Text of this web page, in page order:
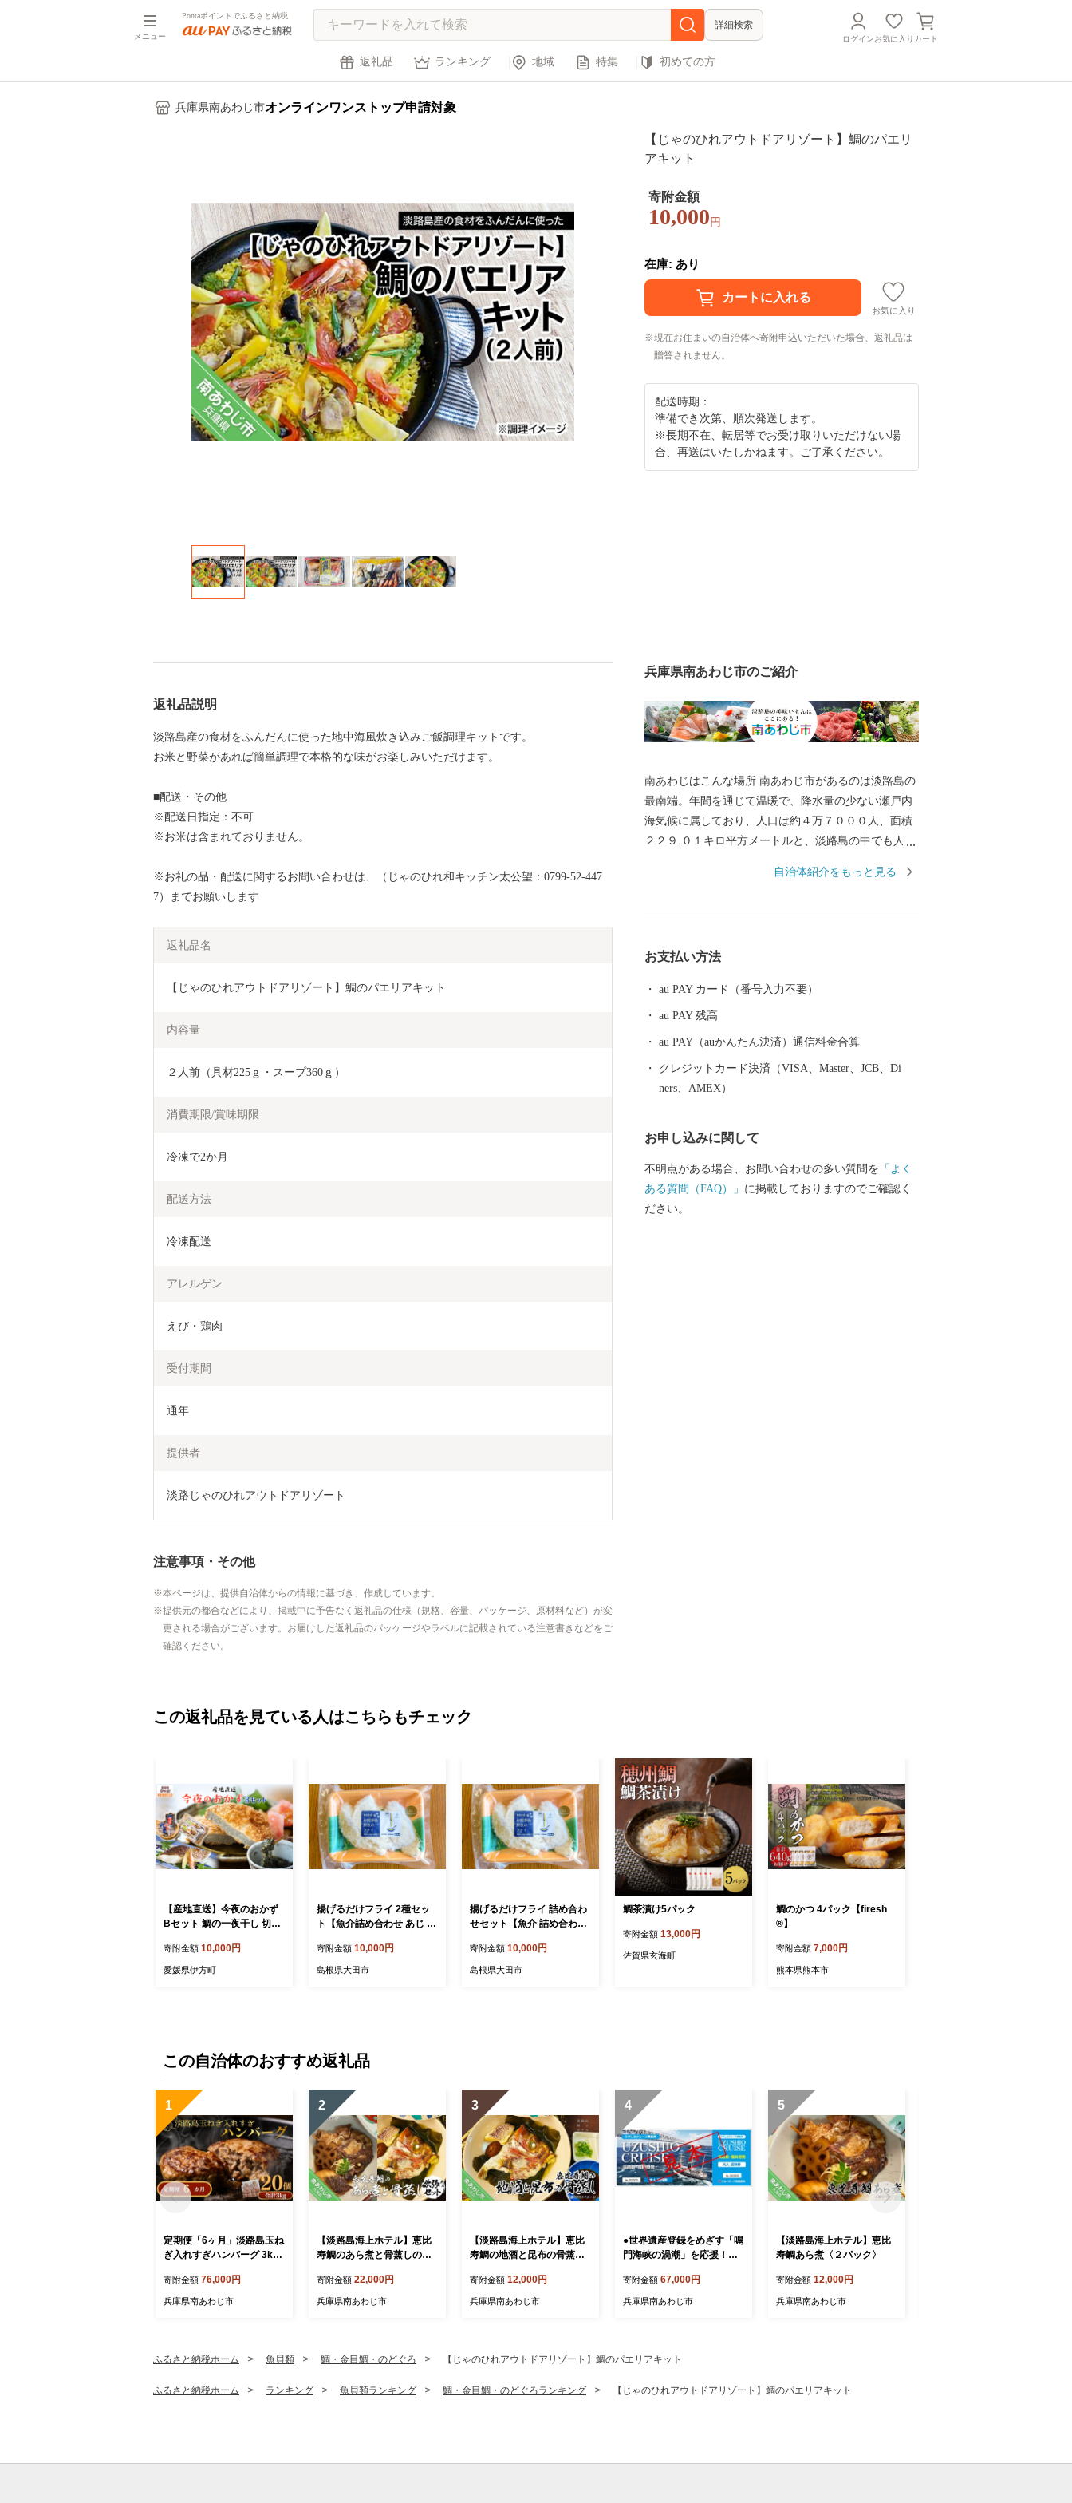
メニュー
Pontaポイントでふるさと納税
詳細検索
ログインお気に入り カート
返礼品 ランキング 地域 特集 初めての方
兵庫県南あわじ市オンラインワンストップ申請対象
【じゃのひれアウトドアリゾート】鯛のパエリ
アキット
寄附金額
10,000 円
在庫: あり
お気に入り
現在お住まいの自治体へ寄附申込いただいた場合、返礼品は
贈答されません。
配送時期：
準備でき次第、順次発送します。
※長期不在、転居等でお受け取りいただけない場
合、再送はいたしかねます。ご了承ください。
返礼品説明
淡路島産の食材をふんだんに使った地中海風炊き込みご飯調理キットです。
お米と野菜があれば簡単調理で本格的な味がお楽しみいただけます。
■配送・その他
※配送日指定：不可
※お米は含まれておりません。
※お礼の品・配送に関するお問い合わせは、（じゃのひれ和キッチン太公望：0799-52-447
7）までお願いします
返礼品名
【じゃのひれアウトドアリゾート】鯛のパエリアキット
内容量
２人前（具材225ｇ・スープ360ｇ）
消費期限/賞味期限
冷凍で2か月
配送方法
冷凍配送
アレルゲン
えび・鶏肉
受付期間
通年
提供者
淡路じゃのひれアウトドアリゾート
注意事項・その他
本ページは、提供自治体からの情報に基づき、作成しています。
提供元の都合などにより、掲載中に予告なく返礼品の仕様（規格、容量、パッケージ、原材料など）が変
更される場合がございます。お届けした返礼品のパッケージやラベルに記載されている注意書きなどをご
確認ください。
兵庫県南あわじ市のご紹介
南あわじはこんな場所 南あわじ市があるのは淡路島の
最南端。年間を通じて温暖で、降水量の少ない瀬戸内
海気候に属しており、人口は約４万７０００人、面積
２２９.０１キロ平方メートルと、淡路島の中でも人
は橋とつながっています。 神戸や大阪、四国からもア
を入れています。
自治体紹介をもっと見る
お支払い方法
au PAY カード（番号入力不要）
au PAY 残高
au PAY（auかんたん決済）通信料金合算
クレジットカード決済（VISA、Master、JCB、Di
ners、AMEX）
お申し込みに関して
不明点がある場合、お問い合わせの多い質問を 「よく
ある質問（FAQ）」 に掲載しておりますのでご確認く
ださい。
この返礼品を見ている人はこちらもチェック
【産地直送】今夜のおかず
Bセット 鯛の一夜干し 切身
g）、じゃこかつ（3枚入り
×2） 【 ふるさと納税 人気
寄附金額 10,000円
愛媛県伊方町
揚げるだけフライ 2種セッ
ト【魚介詰め合わせ あじ ま
セット 卵不使用 揚げるだけ
簡単調理 アウトドア キャン
寄附金額 10,000円
島根県大田市
揚げるだけフライ 詰め合わ
せセット【魚介 詰め合わせ
あなご 旬の魚 6種×各1袋 詰
合せ 卵不使用 揚げるだけ
寄附金額 10,000円
島根県大田市
鯛茶漬け5パック
寄附金額 13,000円
佐賀県玄海町
鯛のかつ 4パック【firesh
®】
寄附金額 7,000円
熊本県熊本市
この自治体のおすすめ返礼品
1
定期便「6ヶ月」淡路島玉ね
ぎ入れすぎハンバーグ 3kg
寄附金額 76,000円
兵庫県南あわじ市
2
【淡路島海上ホテル】恵比
寿鯛のあら煮と骨蒸しの欲
寄附金額 22,000円
兵庫県南あわじ市
3
【淡路島海上ホテル】恵比
寿鯛の地酒と昆布の骨蒸し
寄附金額 12,000円
兵庫県南あわじ市
4
●世界遺産登録をめざす「鳴
門海峡の渦潮」を応援！！●
ズ乗船」無料招待券１０枚
（１０回分）
寄附金額 67,000円
兵庫県南あわじ市
5
【淡路島海上ホテル】恵比
寿鯛あら煮〈２パック〉
寄附金額 12,000円
兵庫県南あわじ市
ふるさと納税ホーム 魚貝類 鯛・金目鯛・のどぐろ 【じゃのひれアウトドアリゾート】鯛のパエリアキット
ふるさと納税ホーム ランキング 魚貝類ランキング 鯛・金目鯛・のどぐろランキング 【じゃのひれアウトドアリゾート】鯛のパエリアキット